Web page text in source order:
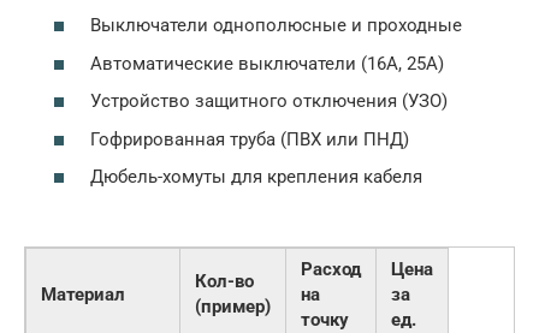
Выключатели однополюсные и проходные
Автоматические выключатели (16А, 25А)
Устройство защитного отключения (УЗО)
Гофрированная труба (ПВХ или ПНД)
Дюбель-хомуты для крепления кабеля
Материал
Кол-во
(пример)
Расход
на
точку
Цена
за
ед.